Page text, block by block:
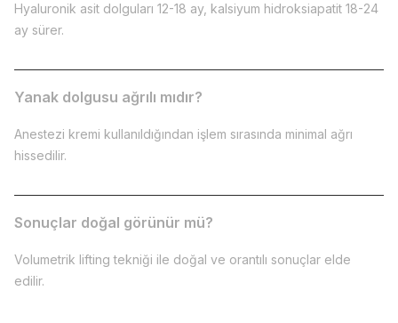
Hyaluronik asit dolguları 12-18 ay, kalsiyum hidroksiapatit 18-24
ay sürer.
Yanak dolgusu ağrılı mıdır?
Anestezi kremi kullanıldığından işlem sırasında minimal ağrı
hissedilir.
Sonuçlar doğal görünür mü?
Volumetrik lifting tekniği ile doğal ve orantılı sonuçlar elde
edilir.